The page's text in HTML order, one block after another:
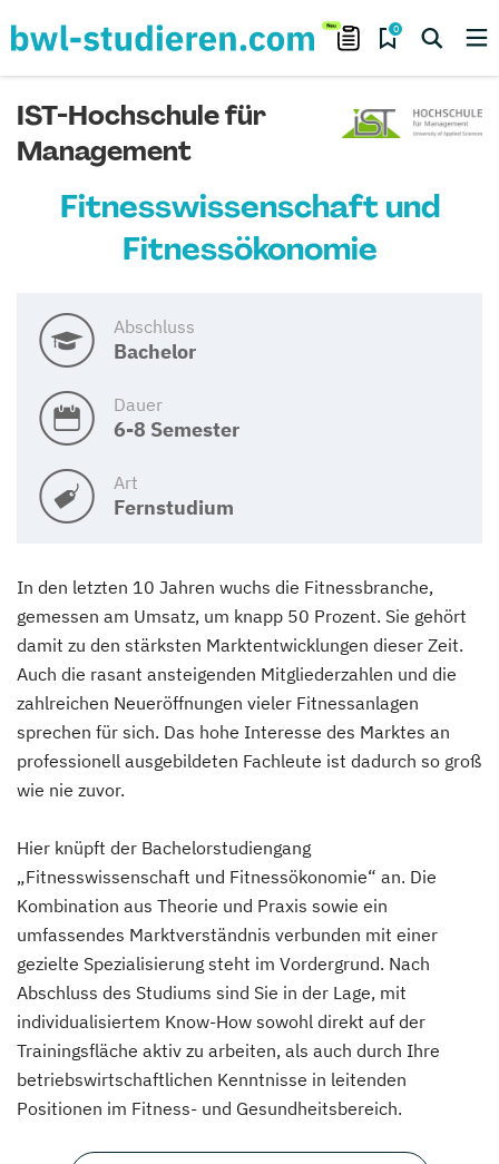
0
IST-Hochschule für
Management
Fitnesswissenschaft und
Fitnessökonomie
Abschluss
Bachelor
Dauer
6-8 Semester
Art
Fernstudium
In den letzten 10 Jahren wuchs die Fitnessbranche,
gemessen am Umsatz, um knapp 50 Prozent. Sie gehört
damit zu den stärksten Marktentwicklungen dieser Zeit.
Auch die rasant ansteigenden Mitgliederzahlen und die
zahlreichen Neueröffnungen vieler Fitnessanlagen
sprechen für sich. Das hohe Interesse des Marktes an
professionell ausgebildeten Fachleute ist dadurch so groß
wie nie zuvor.
Hier knüpft der Bachelorstudiengang
„Fitnesswissenschaft und Fitnessökonomie“ an. Die
Kombination aus Theorie und Praxis sowie ein
umfassendes Marktverständnis verbunden mit einer
gezielte Spezialisierung steht im Vordergrund. Nach
Abschluss des Studiums sind Sie in der Lage, mit
individualisiertem Know-How sowohl direkt auf der
Trainingsfläche aktiv zu arbeiten, als auch durch Ihre
betriebswirtschaftlichen Kenntnisse in leitenden
Positionen im Fitness- und Gesundheitsbereich.